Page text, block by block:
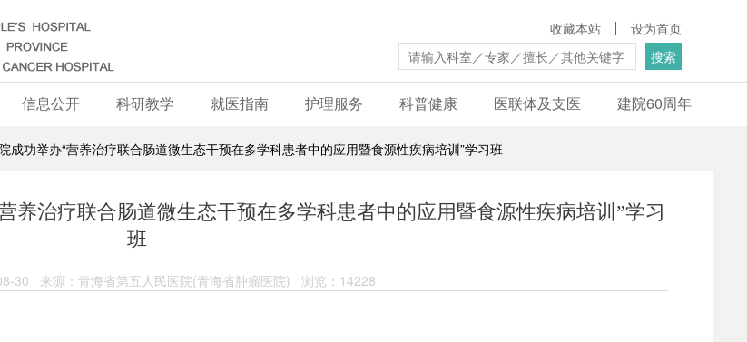
设为首页
收藏本站
搜索
信息公开 科研教学 就医指南 护理服务 科普健康 医联体及支医 建院60周年
成功举办“营养治疗联合肠道微生态干预在多学科患者中的应用暨食源性疾病培训”学习班
养治疗联合肠道微生态干预在多学科患者中的应用暨食源性疾病培训”学习
班
30 来源：青海省第五人民医院(青海省肿瘤医院) 浏览：14228